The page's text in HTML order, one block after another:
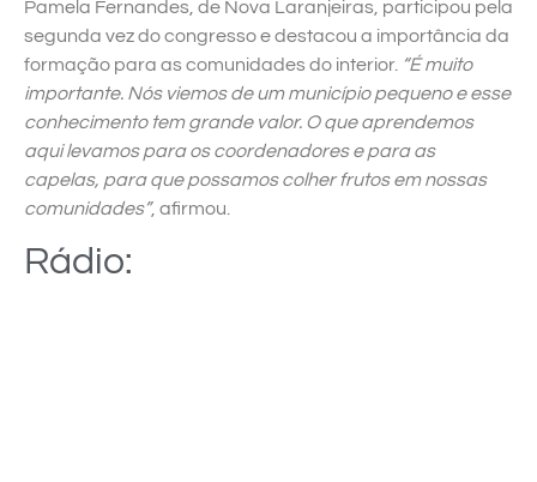
Pamela Fernandes, de Nova Laranjeiras, participou pela
segunda vez do congresso e destacou a importância da
formação para as comunidades do interior. “É muito
importante. Nós viemos de um município pequeno e esse
conhecimento tem grande valor. O que aprendemos
aqui levamos para os coordenadores e para as
capelas, para que possamos colher frutos em nossas
comunidades”, afirmou.
Rádio: